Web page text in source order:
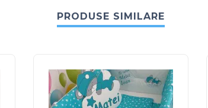
PRODUSE SIMILARE